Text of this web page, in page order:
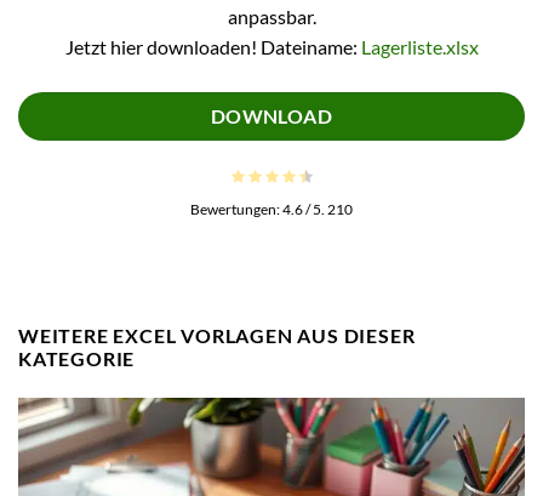
anpassbar.
Jetzt hier downloaden! Dateiname: Lagerliste.xlsx
DOWNLOAD
Bewertungen:4.6/ 5. 210
WEITERE EXCEL VORLAGEN AUS DIESER
KATEGORIE